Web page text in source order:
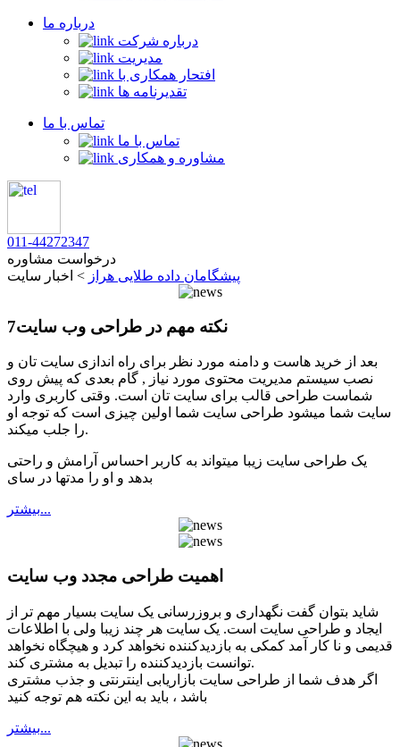
درباره ما
درباره شرکت
مدیریت
افتحار همکاری با
تقدیرنامه ها
تماس با ما
تماس با ما
مشاوره و همکاری
011-44272347
درخواست مشاوره
پیشگامان داده طلایی هراز > اخبار سایت
7نکته مهم در طراحی وب سایت
بعد از خرید هاست و دامنه مورد نظر برای راه اندازی سایت تان و
نصب سیستم مدیریت محتوی مورد نیاز , گام بعدی که پیش روی
شماست طراحی قالب برای سایت تان است. وقتی کاربری وارد
سایت شما میشود طراحی سایت شما اولین چیزی است که توجه او
را جلب میکند.
یک طراحی سایت زیبا میتواند به کاربر احساس آرامش و راحتی
بدهد و او را مدتها در سای
بيشتر...
اهمیت طراحی مجدد وب سایت
شاید بتوان گفت نگهداری و بروزرسانی یک سایت بسیار مهم تر از
ایجاد و طراحی سایت است. یک سایت هر چند زیبا ولی با اطلاعات
قدیمی و نا کار آمد کمکی به بازدیدکننده نخواهد کرد و هیچگاه نخواهد
توانست بازدیدکننده را تبدیل به مشتری کند.
اگر هدف شما از طراحی سایت بازاریابی اینترنتی و جذب مشتری
باشد ، باید به این نکته هم توجه کنید
بيشتر...